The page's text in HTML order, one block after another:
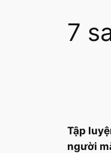
7
Tập
người